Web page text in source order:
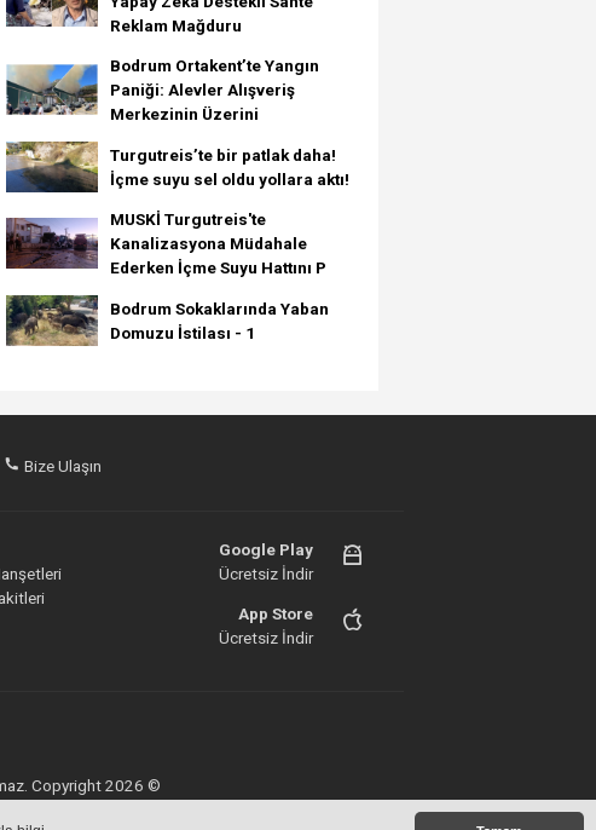
Reklam Mağduru
Bodrum Ortakent’te Yangın
Paniği: Alevler Alışveriş
Merkezinin Üzerini
Turgutreis’te bir patlak daha!
İçme suyu sel oldu yollara aktı!
MUSKİ Turgutreis'te
Kanalizasyona Müdahale
Ederken İçme Suyu Hattını P
Bodrum Sokaklarında Yaban
Domuzu İstilası - 1
Bize Ulaşın
Google Play
Ücretsiz İndir
App Store
Ücretsiz İndir
Copyright 2026 ©